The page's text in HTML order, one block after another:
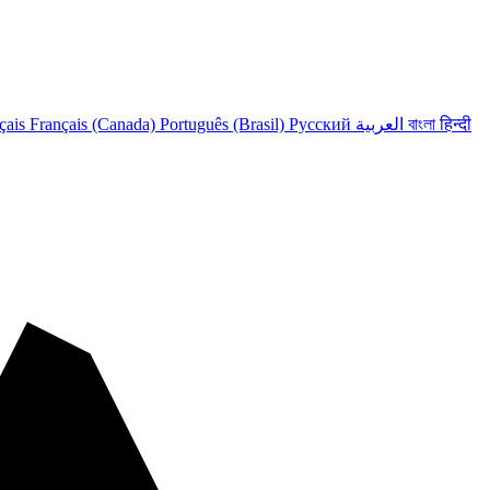
Français (Canada) Português (Brasil) Русский বাংলাहिन्दी